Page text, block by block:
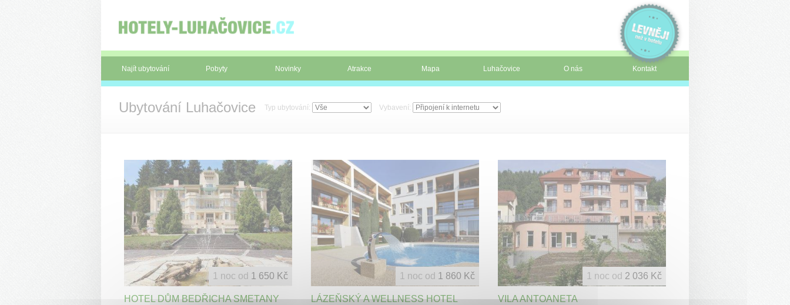
Najít ubytování Pobyty Novinky Atrakce Mapa Luhačovice O nás Kontakt
Ubytování Luhačovice Typ ubytování: Vybavení:
HOTEL DŮM BEDŘICHA SMETANY
1 noc od 1 650 Kč
LÁZEŇSKÝ A WELLNESS HOTEL
1 noc od 1 860 Kč
VILA ANTOANETA
1 noc od 2 036 Kč